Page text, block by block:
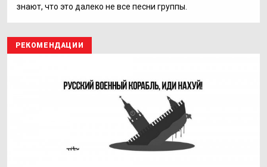
знают, что это далеко не все песни группы.
РЕКОМЕНДАЦИИ